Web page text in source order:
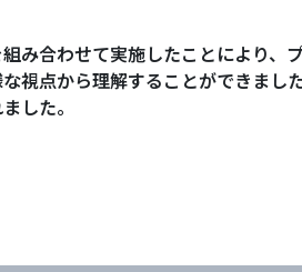
み合わせて実施したことにより、
視点から理解することができまし
した。